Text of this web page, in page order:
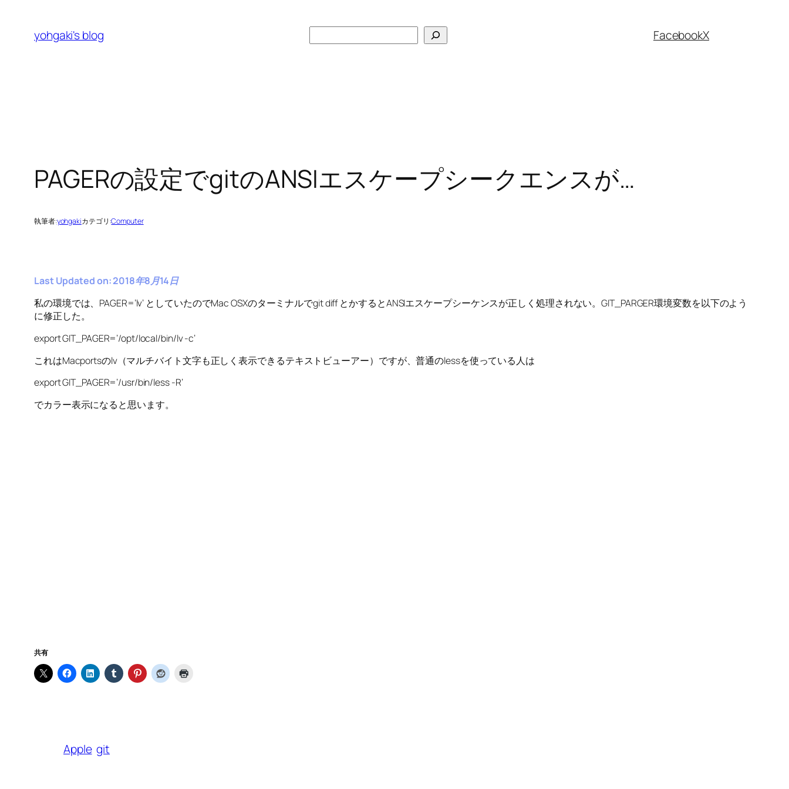
yohgaki's blog
索
FacebookX
PAGERの設定でgitのANSIエスケープシークエンスが…
執筆者:yohgakiカテゴリ:Computer
Last Updated on: 2018年8月14日
私の環境では、PAGER=’lv’ としていたのでMac OSXのターミナルでgit diff とかするとANSIエスケープシーケンスが正しく処理されない。GIT_PARGER環境変数を以下のよう
に修正した。
export GIT_PAGER=’/opt/local/bin/lv -c’
これはMacportsのlv（マルチバイト文字も正しく表示できるテキストビューアー）ですが、普通のlessを使っている人は
export GIT_PAGER=’/usr/bin/less -R’
でカラー表示になると思います。
共有
Apple git